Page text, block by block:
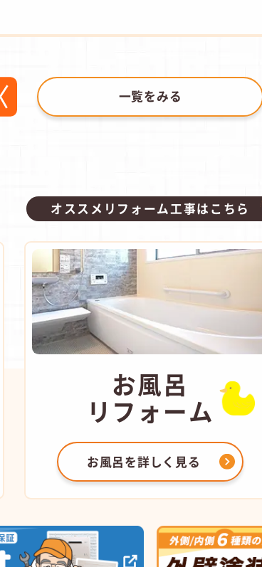
一覧をみる
オススメリフォーム工事はこちら
お風呂
リフォーム
お風呂を詳しく見る